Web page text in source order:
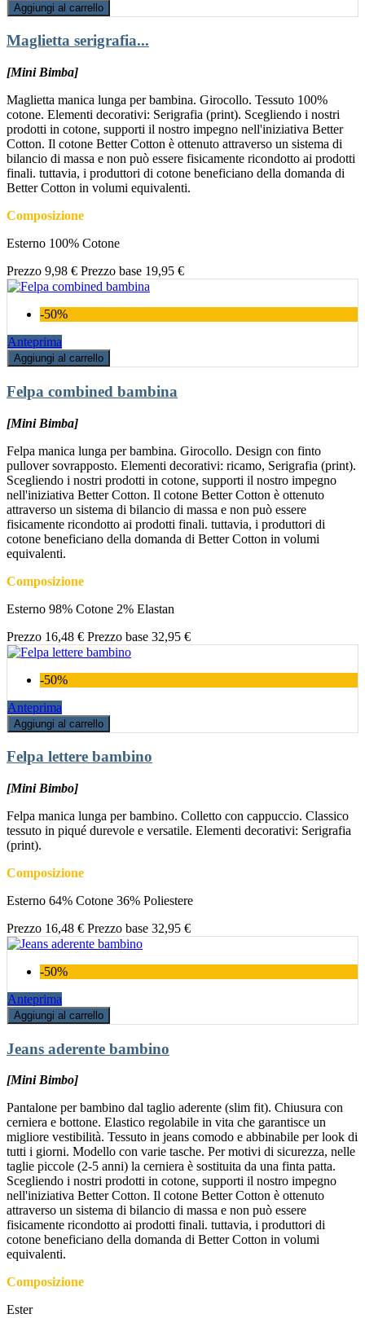
Aggiungi al carrello
Maglietta serigrafia...
[Mini Bimba]
Maglietta manica lunga per bambina. Girocollo. Tessuto 100%
cotone. Elementi decorativi: Serigrafia (print). Scegliendo i nostri
prodotti in cotone, supporti il nostro impegno nell'iniziativa Better
Cotton. Il cotone Better Cotton è ottenuto attraverso un sistema di
bilancio di massa e non può essere fisicamente ricondotto ai prodotti
finali. tuttavia, i produttori di cotone beneficiano della domanda di
Better Cotton in volumi equivalenti.
Composizione
Esterno 100% Cotone
Prezzo 9,98 € Prezzo base 19,95 €
-50%
Anteprima
Aggiungi al carrello
Felpa combined bambina
[Mini Bimba]
Felpa manica lunga per bambina. Girocollo. Design con finto
pullover sovrapposto. Elementi decorativi: ricamo, Serigrafia (print).
Scegliendo i nostri prodotti in cotone, supporti il nostro impegno
nell'iniziativa Better Cotton. Il cotone Better Cotton è ottenuto
attraverso un sistema di bilancio di massa e non può essere
fisicamente ricondotto ai prodotti finali. tuttavia, i produttori di
cotone beneficiano della domanda di Better Cotton in volumi
equivalenti.
Composizione
Esterno 98% Cotone 2% Elastan
Prezzo 16,48 € Prezzo base 32,95 €
-50%
Anteprima
Aggiungi al carrello
Felpa lettere bambino
[Mini Bimbo]
Felpa manica lunga per bambino. Colletto con cappuccio. Classico
tessuto in piqué durevole e versatile. Elementi decorativi: Serigrafia
(print).
Composizione
Esterno 64% Cotone 36% Poliestere
Prezzo 16,48 € Prezzo base 32,95 €
-50%
Anteprima
Aggiungi al carrello
Jeans aderente bambino
[Mini Bimbo]
Pantalone per bambino dal taglio aderente (slim fit). Chiusura con
cerniera e bottone. Elastico regolabile in vita che garantisce un
migliore vestibilità. Tessuto in jeans comodo e abbinabile per look di
tutti i giorni. Modello con varie tasche. Per motivi di sicurezza, nelle
taglie piccole (2-5 anni) la cerniera è sostituita da una finta patta.
Scegliendo i nostri prodotti in cotone, supporti il nostro impegno
nell'iniziativa Better Cotton. Il cotone Better Cotton è ottenuto
attraverso un sistema di bilancio di massa e non può essere
fisicamente ricondotto ai prodotti finali. tuttavia, i produttori di
cotone beneficiano della domanda di Better Cotton in volumi
equivalenti.
Composizione
Ester